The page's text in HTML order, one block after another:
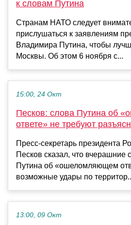
к словам Путина
Странам НАТО следует
прислушаться к заявлениям
Владимира Путина, чтобы
Москвы. Об этом 6 ноября с...
15:00, 24 Окт
Песков: слова Путина об
ответе» не требуют
Пресс-секретарь президента
Песков сказал, что вчерашние
Путина об «ошеломляющем
возможные удары по
13:00, 09 Окт